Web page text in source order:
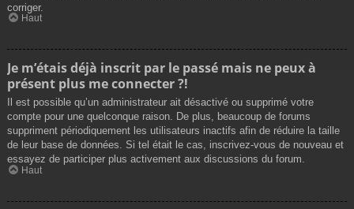
corriger.
Haut
Je m’étais déjà inscrit par le passé mais ne peux à
présent plus me connecter ?!
Il est possible qu’un administrateur ait désactivé ou supprimé votre
compte pour une quelconque raison. De plus, beaucoup de forums
suppriment périodiquement les utilisateurs inactifs afin de réduire la taille
de leur base de données. Si tel était le cas, inscrivez-vous de nouveau et
essayez de participer plus activement aux discussions du forum.
Haut